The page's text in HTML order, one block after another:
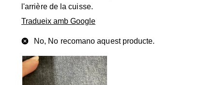
l'arrière de la cuisse.
Tradueix amb Google
No, No recomano aquest producte.